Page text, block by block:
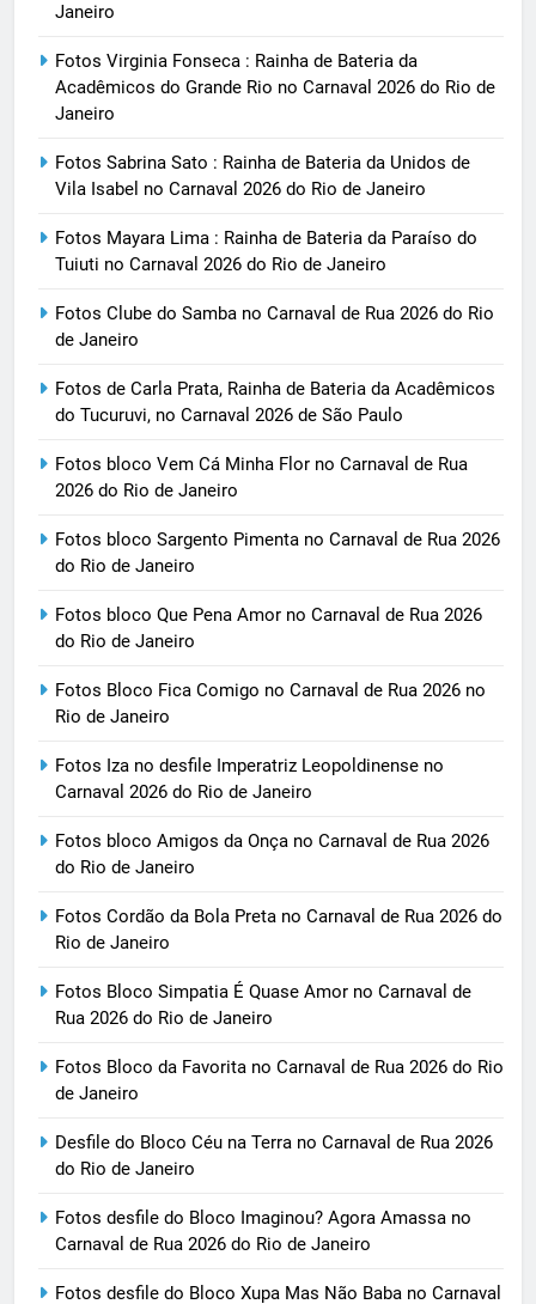
Janeiro
Fotos Virginia Fonseca : Rainha de Bateria da
Acadêmicos do Grande Rio no Carnaval 2026 do Rio de
Janeiro
Fotos Sabrina Sato : Rainha de Bateria da Unidos de
Vila Isabel no Carnaval 2026 do Rio de Janeiro
Fotos Mayara Lima : Rainha de Bateria da Paraíso do
Tuiuti no Carnaval 2026 do Rio de Janeiro
Fotos Clube do Samba no Carnaval de Rua 2026 do Rio
de Janeiro
Fotos de Carla Prata, Rainha de Bateria da Acadêmicos
do Tucuruvi, no Carnaval 2026 de São Paulo
Fotos bloco Vem Cá Minha Flor no Carnaval de Rua
2026 do Rio de Janeiro
Fotos bloco Sargento Pimenta no Carnaval de Rua 2026
do Rio de Janeiro
Fotos bloco Que Pena Amor no Carnaval de Rua 2026
do Rio de Janeiro
Fotos Bloco Fica Comigo no Carnaval de Rua 2026 no
Rio de Janeiro
Fotos Iza no desfile Imperatriz Leopoldinense no
Carnaval 2026 do Rio de Janeiro
Fotos bloco Amigos da Onça no Carnaval de Rua 2026
do Rio de Janeiro
Fotos Cordão da Bola Preta no Carnaval de Rua 2026 do
Rio de Janeiro
Fotos Bloco Simpatia É Quase Amor no Carnaval de
Rua 2026 do Rio de Janeiro
Fotos Bloco da Favorita no Carnaval de Rua 2026 do Rio
de Janeiro
Desfile do Bloco Céu na Terra no Carnaval de Rua 2026
do Rio de Janeiro
Fotos desfile do Bloco Imaginou? Agora Amassa no
Carnaval de Rua 2026 do Rio de Janeiro
Fotos desfile do Bloco Xupa Mas Não Baba no Carnaval